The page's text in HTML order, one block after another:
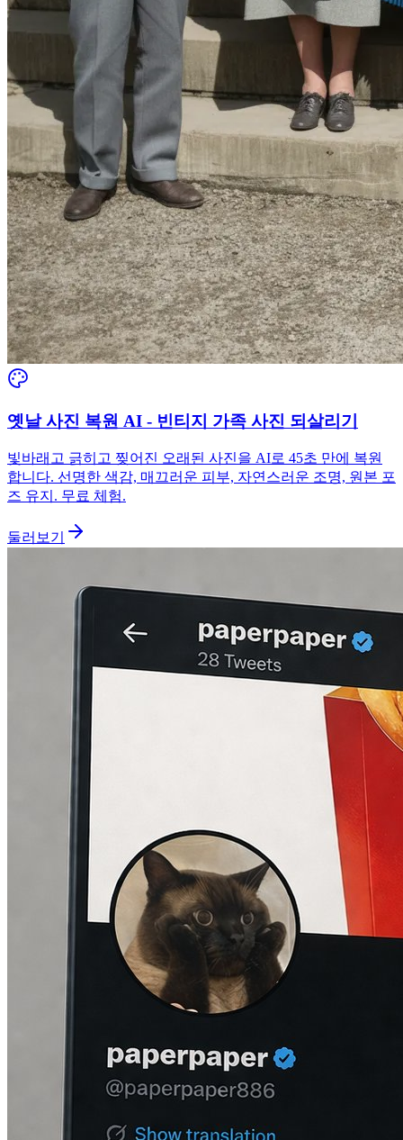
옛날 사진 복원 AI - 빈티지 가족 사진 되살리기
빛바래고 긁히고 찢어진 오래된 사진을 AI로 45초 만에 복원
합니다. 선명한 색감, 매끄러운 피부, 자연스러운 조명, 원본 포
즈 유지. 무료 체험.
둘러보기